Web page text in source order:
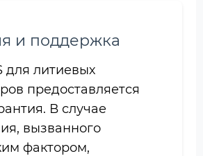
и поддержка
для литиевых
предоставляется
В случае
вызванного
фактором,